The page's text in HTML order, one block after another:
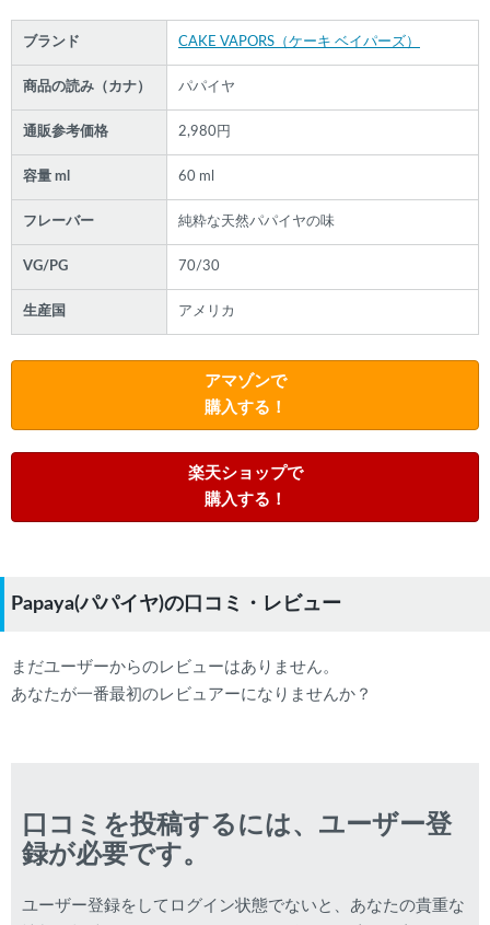
ブランド CAKE VAPORS（ケーキ ベイパーズ）
商品の読み（カナ） パパイヤ
通販参考価格 2,980円
容量 ml 60 ml
フレーバー 純粋な天然パパイヤの味
VG/PG 70/30
生産国 アメリカ
アマゾンで
購入する！
楽天ショップで
購入する！
Papaya(パパイヤ)の口コミ・レビュー
まだユーザーからのレビューはありません。
あなたが一番最初のレビュアーになりませんか？
口コミを投稿するには、ユーザー登
録が必要です。
ユーザー登録をしてログイン状態でないと、あなたの貴重な